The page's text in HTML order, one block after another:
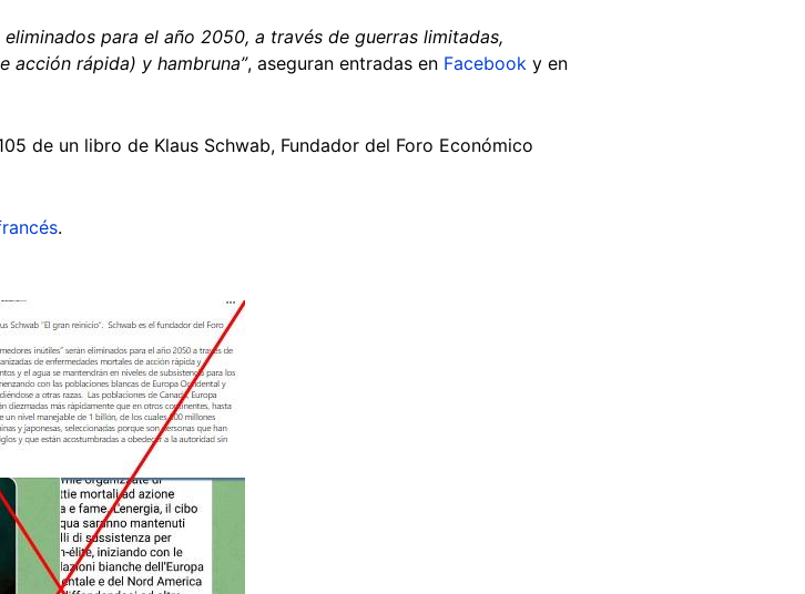
para el año 2050, a través de guerras limitadas,
acción rápida) y hambruna”, aseguran entradas en Facebook y en
de un libro de Klaus Schwab, Fundador del Foro Económico
.